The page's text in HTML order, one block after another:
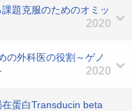
題克服のためのオミッ
2020
の外科医の役割～ゲノ
2020
蛋白Transducin beta